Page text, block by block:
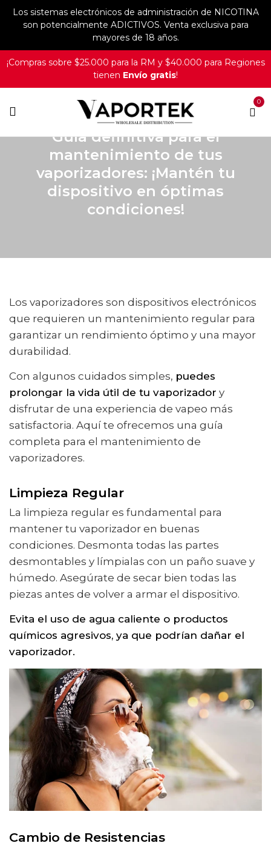
Los sistemas electrónicos de administración de NICOTINA
son potencialmente ADICTIVOS. Venta exclusiva para
mayores de 18 años.
¡Compras sobre $25.000 para la RM y $40.000 para Regiones
tienen Envío gratis!
0
MANTENIMIENTO
Guía definitiva para el
mantenimiento de tus
vaporizadores: ¡Mantén tu
dispositivo en óptimas
condiciones!
Los vaporizadores son dispositivos electrónicos
que requieren un mantenimiento regular para
garantizar un rendimiento óptimo y una mayor
durabilidad.
Con algunos cuidados simples, puedes
prolongar la vida útil de tu vaporizador y
disfrutar de una experiencia de vapeo más
satisfactoria. Aquí te ofrecemos una guía
completa para el mantenimiento de
vaporizadores.
Limpieza Regular
La limpieza regular es fundamental para
mantener tu vaporizador en buenas
condiciones. Desmonta todas las partes
desmontables y límpialas con un paño suave y
húmedo. Asegúrate de secar bien todas las
piezas antes de volver a armar el dispositivo.
Evita el uso de agua caliente o productos
químicos agresivos, ya que podrían dañar el
vaporizador.
Cambio de Resistencias